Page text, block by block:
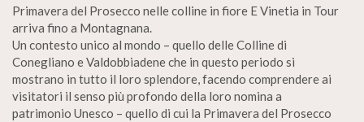
Primavera del Prosecco nelle colline in fiore E Vinetia in Tour
arriva fino a Montagnana.
Un contesto unico al mondo – quello delle Colline di
Conegliano e Valdobbiadene che in questo periodo si
mostrano in tutto il loro splendore, facendo comprendere ai
visitatori il senso più profondo della loro nomina a
patrimonio Unesco – quello di cui la Primavera del Prosecco